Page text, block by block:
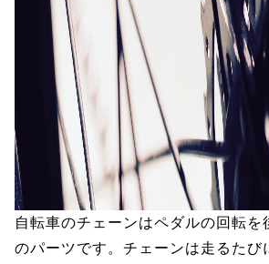
自転車のチェーンはペダルの回転を
のパーツです。チェーンは走るたび